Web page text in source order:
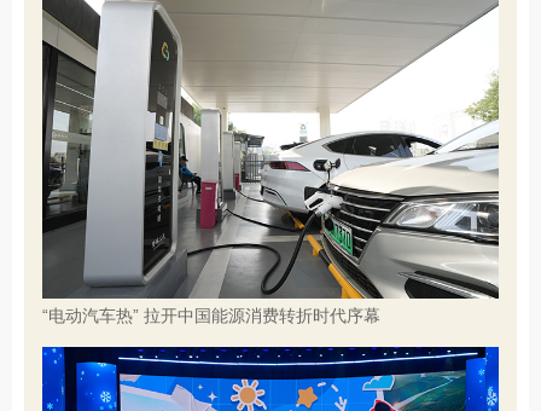
“电动汽车热” 拉开中国能源消费转折时代序幕